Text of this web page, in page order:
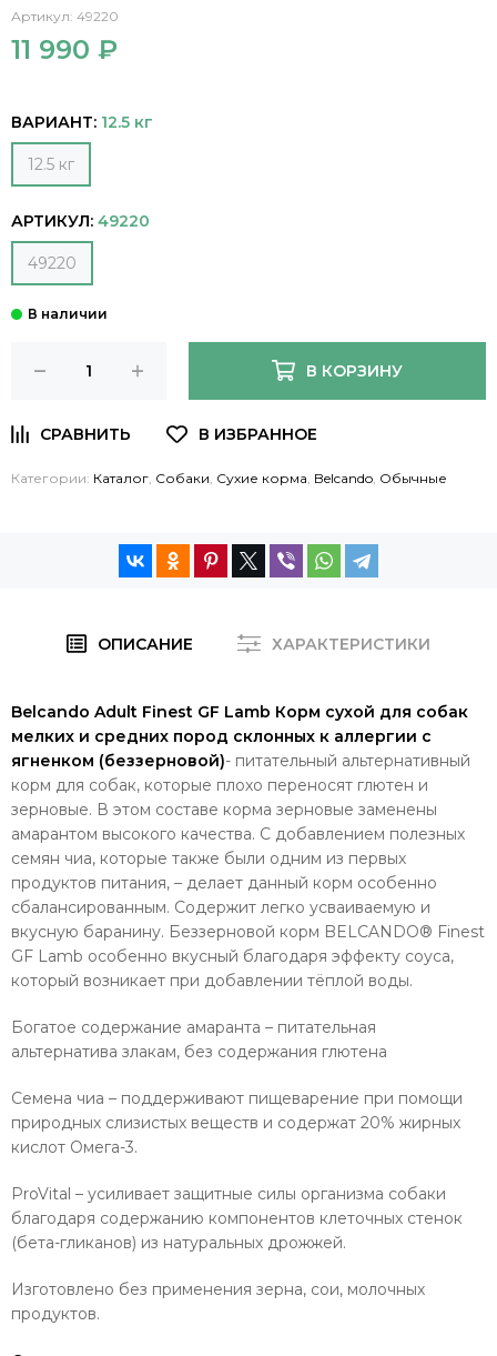
Артикул: 49220
11 990 ₽
ВАРИАНТ: 12.5 кг
12.5 кг
АРТИКУЛ: 49220
49220
В КОРЗИНУ
Категории: Каталог Собаки Сухие корма Belcando Обычные
ОПИСАНИЕ ХАРАКТЕРИСТИКИ
Belcando Adult Finest GF Lamb Корм сухой для собак
мелких и средних пород склонных к аллергии с
ягненком (беззерновой)- питательный альтернативный
корм для собак, которые плохо переносят глютен и
зерновые. В этом составе корма зерновые заменены
амарантом высокого качества. С добавлением полезных
семян чиа, которые также были одним из первых
продуктов питания, – делает данный корм особенно
сбалансированным. Содержит легко усваиваемую и
вкусную баранину. Беззерновой корм BELCANDO® Finest
GF Lamb особенно вкусный благодаря эффекту соуса,
который возникает при добавлении тёплой воды.
Богатое содержание амаранта – питательная
альтернатива злакам, без содержания глютена
Семена чиа – поддерживают пищеварение при помощи
природных слизистых веществ и содержат 20% жирных
кислот Омега-3.
ProVital – усиливает защитные силы организма собаки
благодаря содержанию компонентов клеточных стенок
(бета-гликанов) из натуральных дрожжей.
Изготовлено без применения зерна, сои, молочных
продуктов.